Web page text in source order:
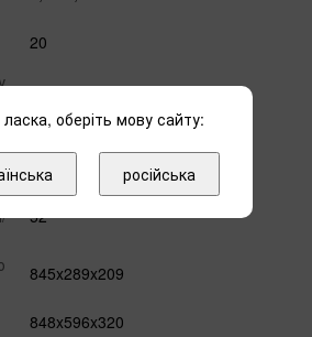
20
10
26-42
52
845x289x209
848x596x320
оберіть мову сайту:
російська